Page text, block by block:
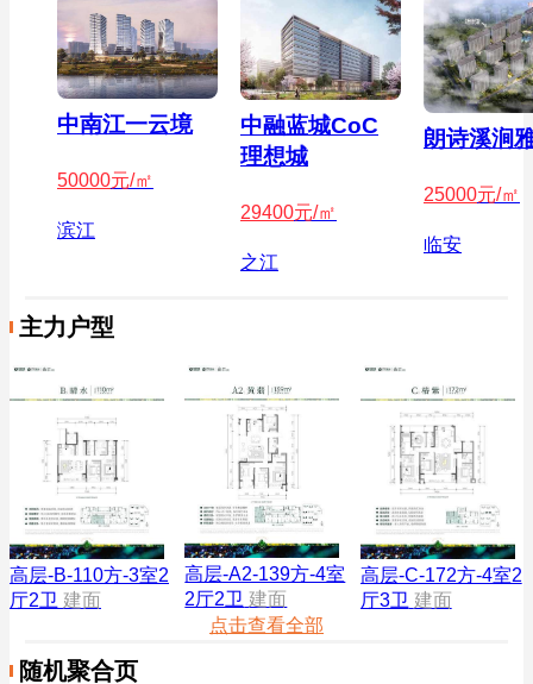
中南江一云境
50000元/㎡
滨江
中融蓝城CoC
理想城
29400元/㎡
之江
朗诗溪涧
25000元/㎡
临安
主力户型
高层-B-110方-3室2
厅2卫 建面
高层-A2-139方-4室
2厅2卫 建面
高层-C-172方-4室2
厅3卫 建面
点击查看全部
随机聚合页